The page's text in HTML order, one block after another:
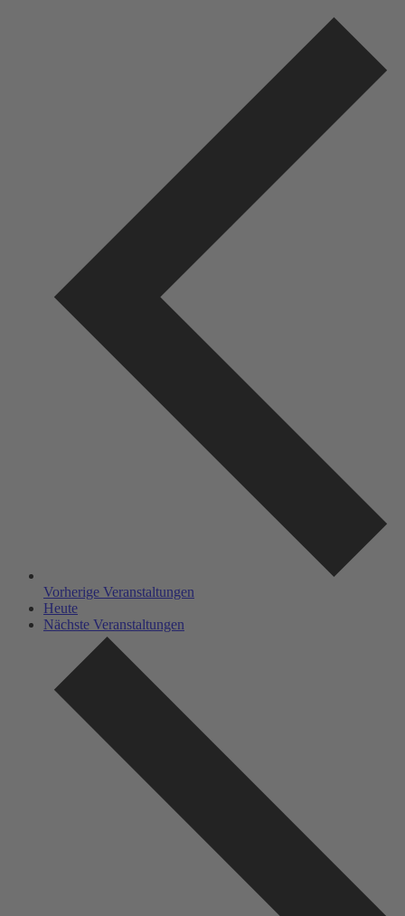
Vorherige Veranstaltungen
Heute
Nächste Veranstaltungen